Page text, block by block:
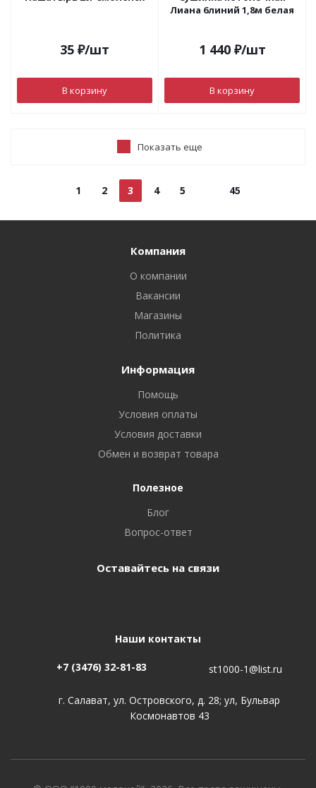
35 ₽/шт
В корзину
Лиана 6линий 1,8м белая
1 440₽/шт
В корзину
Показать еще
1 2 3 4 5 45
Компания
О компании
Вакансии
Магазины
Политика
Информация
Помощь
Условия оплаты
Условия доставки
Обмен и возврат товара
Полезное
Блог
Вопрос-ответ
Оставайтесь на связи
Наши контакты
+7 (3476) 32-81-83 st1000-1@list.ru
г. Салават, ул. Островского, д. 28; ул, Бульвар
Космонавтов 43